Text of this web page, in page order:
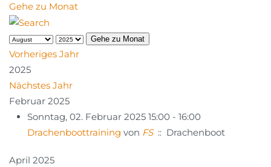
Gehe zu Monat
Gehe zu Monat
Vorheriges Jahr
2025
Nächstes Jahr
Februar 2025
Sonntag, 02. Februar 2025 15:00 - 16:00
Drachenboottraining von FS:: Drachenboot
April 2025